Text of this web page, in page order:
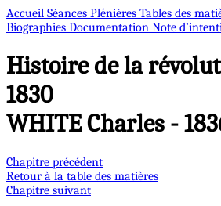
Accueil Séances Plénières Tables des
Biographies Documentation Note
Histoire de la
1830
WHITE Charles -
Chapitre précédent
Retour à la table des matières
Chapitre suivant